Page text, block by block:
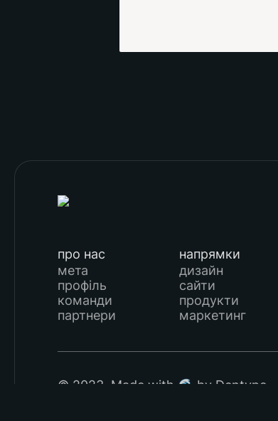
про нас
мета
профіль
команди
партнери
напрямки
дизайн
сайти
продукти
маркетинг
© 2023. Made with 🌊 by Dentype